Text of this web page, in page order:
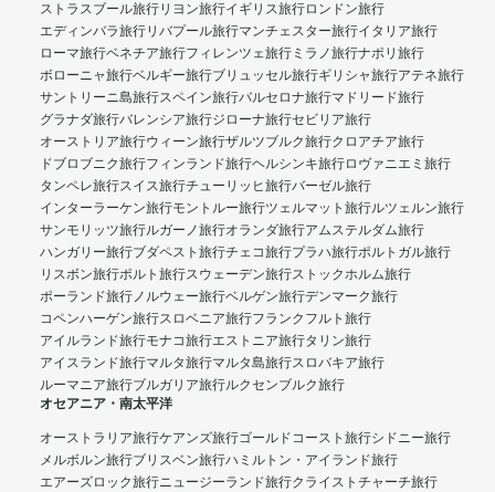
ストラスブール旅行リヨン旅行イギリス旅行ロンドン旅行
エディンバラ旅行リバプール旅行マンチェスター旅行イタリア旅行
ローマ旅行ベネチア旅行フィレンツェ旅行 ミラノ旅行ナポリ旅行
ボローニャ旅行ベルギー旅行ブリュッセル旅行ギリシャ旅行アテネ旅行
サントリーニ島旅行スペイン旅行バルセロナ旅行マドリード旅行
グラナダ旅行バレンシア旅行ジローナ旅行セビリア旅行
オーストリア旅行ウィーン旅行ザルツブルク旅行クロアチア旅行
ドブロブニク旅行フィンランド旅行ヘルシンキ旅行ロヴァニエミ旅行
タンペレ旅行スイス旅行チューリッヒ旅行バーゼル旅行
インターラーケン旅行モントルー旅行ツェルマット旅行ルツェルン旅行
サンモリッツ旅行ルガーノ旅行オランダ旅行アムステルダム旅行
ハンガリー旅行ブダペスト旅行チェコ旅行プラハ旅行ポルトガル旅行
リスボン旅行ポルト旅行スウェーデン旅行ストックホルム旅行
ポーランド旅行ノルウェー旅行ベルゲン旅行デンマーク旅行
コペンハーゲン旅行スロベニア旅行フランクフルト旅行
アイルランド旅行モナコ旅行エストニア旅行タリン旅行
アイスランド旅行マルタ旅行マルタ島旅行スロバキア旅行
ルーマニア旅行ブルガリア旅行ルクセンブルク旅行
オセアニア・南太平洋
オーストラリア旅行ケアンズ旅行ゴールドコースト旅行シドニー旅行
メルボルン旅行ブリスベン旅行ハミルトン・アイランド旅行
エアーズロック旅行ニュージーランド旅行クライストチャーチ旅行